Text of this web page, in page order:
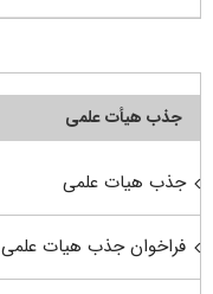
جذب هیأت علمی
جذب هیات علمی
فراخوان جذب هیات علمی ۱۴۰۴